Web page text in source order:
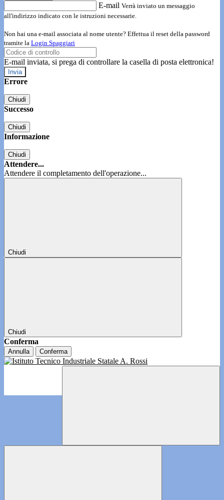
E-mail Verrà inviato un messaggio
all'indirizzo indicato con le istruzioni necessarie.
Non hai una e-mail associata al nome utente? Effettua il reset della password
tramite la Login Spaggiari
E-mail inviata, si prega di controllare la casella di posta elettronica!
Errore
Chiudi
Successo
Chiudi
Informazione
Chiudi
Attendere...
Attendere il completamento dell'operazione...
Chiudi
Chiudi
Conferma
Annulla Conferma